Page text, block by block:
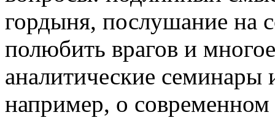
гордыня, послушание на
полюбить врагов и
аналитические семинары
например, о современном